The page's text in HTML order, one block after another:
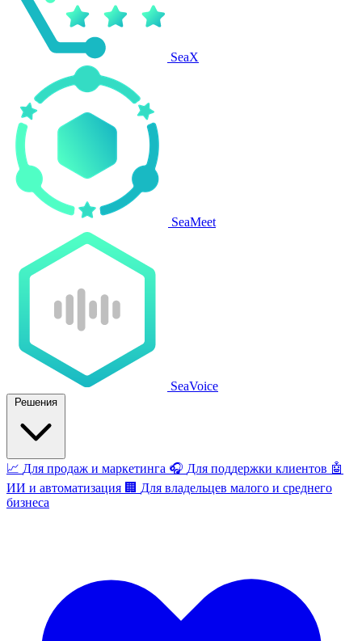
SeaX
SeaMeet
SeaVoice
Решения
📈 Для продаж и маркетинга 🎧 Для поддержки клиентов 🤖
ИИ и автоматизация 🏢 Для владельцев малого и среднего
бизнеса